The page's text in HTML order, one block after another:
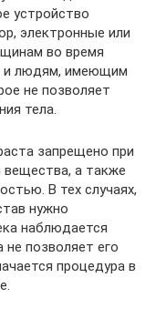
устройство
электронные или
во время
и людям, имеющим
не позволяет
тела.
запрещено при
вещества, а также
В тех случаях,
нужно
наблюдается
не позволяет его
процедура в